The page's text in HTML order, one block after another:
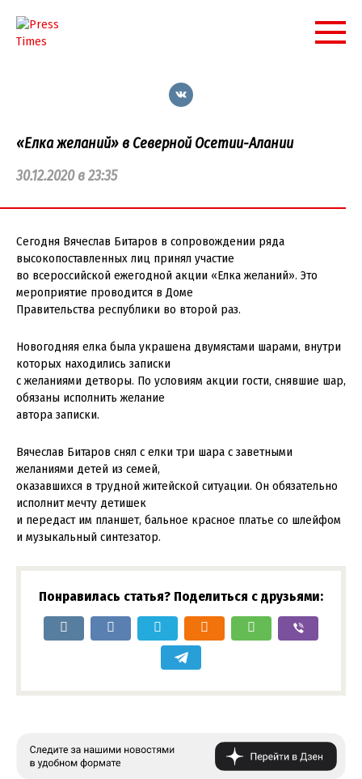
контенту
«Елка желаний» в Северной Осетии-Алании
30.12.2020 в 23:35
Сегодня Вячеслав Битаров в сопровождении ряда
высокопоставленных лиц принял участие
во всероссийской ежегодной акции «Елка желаний». Это
мероприятие проводится в Доме
Правительства республики во второй раз.
Новогодняя елка была украшена двумястами шарами, внутри
которых находились записки
с желаниями детворы. По условиям акции гости, снявшие шар,
обязаны исполнить желание
автора записки.
Вячеслав Битаров снял с елки три шара с заветными
желаниями детей из семей,
оказавшихся в трудной житейской ситуации. Он обязательно
исполнит мечту детишек
и передаст им планшет, бальное красное платье со шлейфом
и музыкальный синтезатор.
Понравилась статья? Поделиться с друзьями: